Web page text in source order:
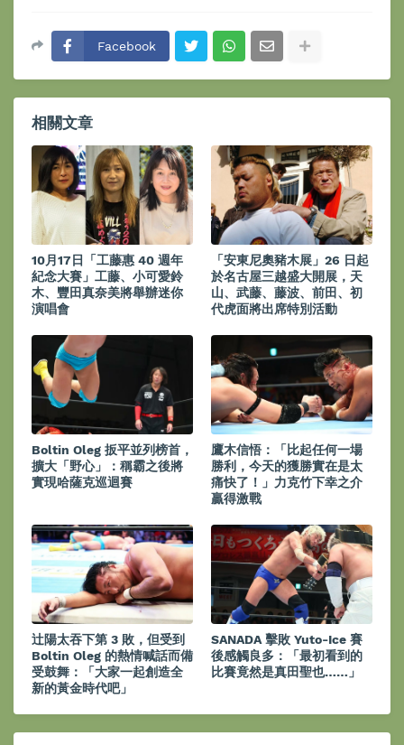
Facebook
相關文章
10月17日「工藤惠 40 週年
紀念大賽」工藤、小可愛鈴
木、豐田真奈美將舉辦迷你
演唱會
「安東尼奧豬木展」26 日起
於名古屋三越盛大開展，天
山、武藤、藤波、前田、初
代虎面將出席特別活動
Boltin Oleg 扳平並列榜首，
擴大「野心」：稱霸之後將
實現哈薩克巡迴賽
鷹木信悟：「比起任何一場
勝利，今天的獲勝實在是太
痛快了！」力克竹下幸之介
贏得激戰
辻陽太吞下第 3 敗，但受到
Boltin Oleg 的熱情喊話而備
受鼓舞：「大家一起創造全
新的黃金時代吧」
SANADA 擊敗 Yuto-Ice 賽
後感觸良多：「最初看到的
比賽竟然是真田聖也……」